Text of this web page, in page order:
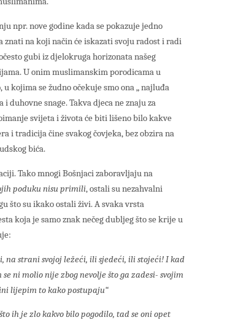
npr. nove godine kada se pokazuje jedno
na koji način će iskazati svoju radost i radi
gubi iz djelokruga horizonata našeg
U onim muslimanskim porodicama u
kojima se žudno očekuje smo ona „ najluđa
duhovne snage. Takva djeca ne znaju za
svijeta i života će biti lišeno bilo kakve
i tradicija čine svakog čovjeka, bez obzira na
bića.
Tako mnogi Bošnjaci zaboravljaju na
poduku nisu primili, ostali su nezahvalni
što su ikako ostali živi. A svaka vrsta
koja je samo znak nečeg dubljeg što se krije u
na strani svojoj ležeći, ili sjedeći, ili stojeći! I kad
ni molio nije zbog nevolje što ga zadesi- svojim
lijepim to kako postupaju“
ih je zlo kakvo bilo pogodilo, tad se oni opet